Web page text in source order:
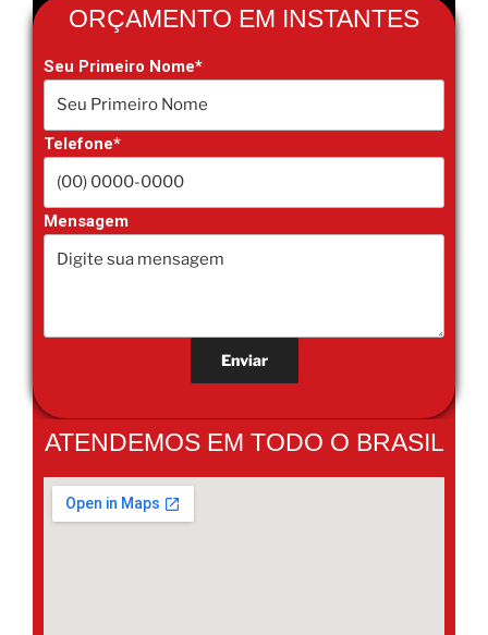
ORÇAMENTO EM INSTANTES
Seu Primeiro Nome*
Telefone*
Mensagem
ATENDEMOS EM TODO O BRASIL